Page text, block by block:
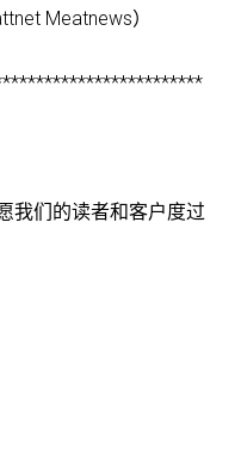
Meatnews）
我们的读者和客户度过